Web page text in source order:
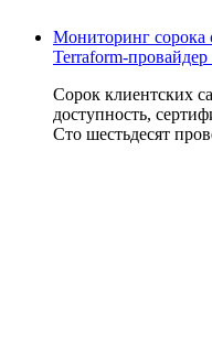
Мониторинг сорока
Terraform-провайдер
Сорок клиентских
доступность,
Сто шестьдесят